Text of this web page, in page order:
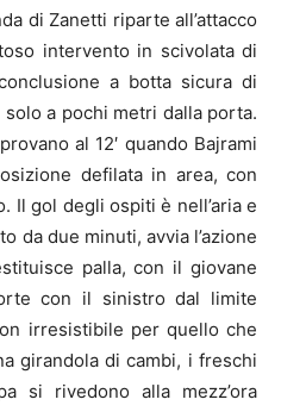
di Zanetti riparte all’attacco
intervento in scivolata di
a botta sicura di
a pochi metri dalla porta.
al 12′ quando Bajrami
defilata in area, con
Il gol degli ospiti è nell’aria e
da due minuti, avvia l’azione
palla, con il giovane
con il sinistro dal limite
irresistibile per quello che
girandola di cambi, i freschi
si rivedono alla mezz’ora